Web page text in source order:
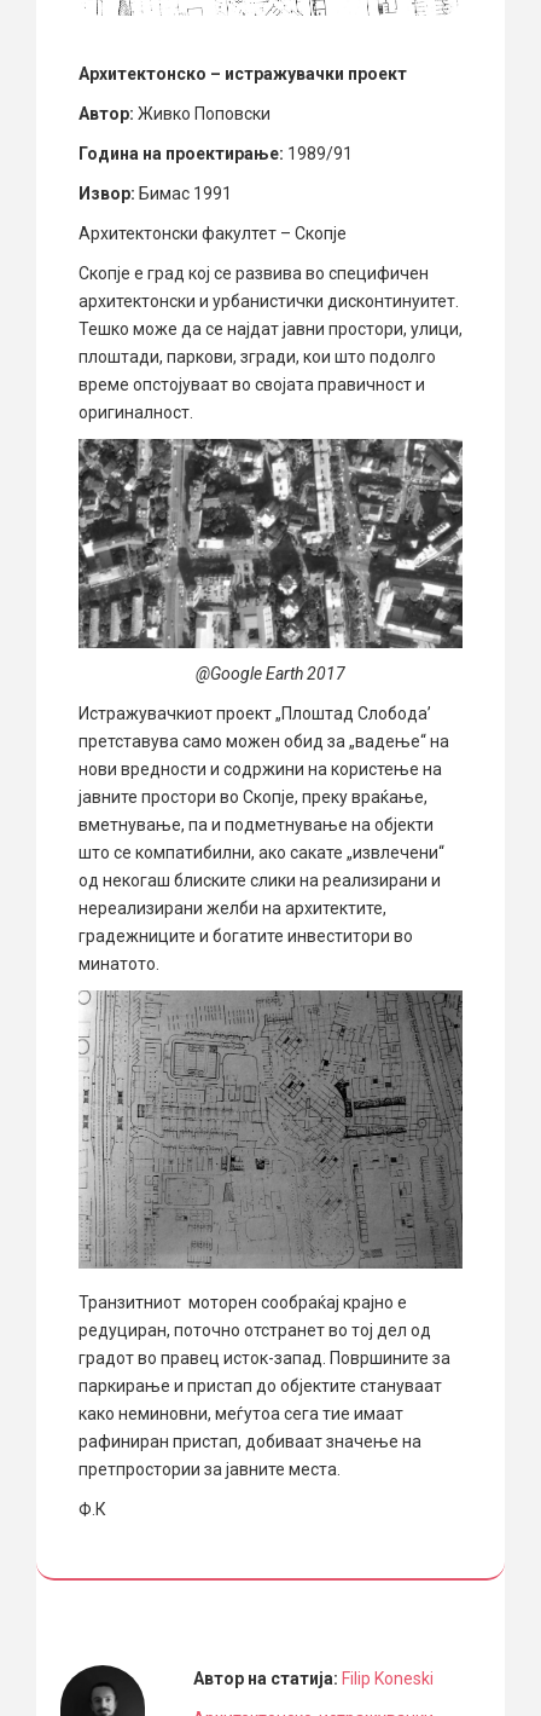
Архитектонско – истражувачки проект
Автор: Живко Поповски
Година на проектирање: 1989/91
Извор: Бимас 1991
Архитектонски факултет – Скопје
Скопје е град кој се развива во специфичен
архитектонски и урбанистички дисконтинуитет.
Тешко може да се најдат јавни простори, улици,
плоштади, паркови, згради, кои што подолго
време опстојуваат во својата правичност и
оригиналност.
@Google Earth 2017
Истражувачкиот проект „Плоштад Слобода’
претставува само можен обид за „вадење“ на
нови вредности и содржини на користење на
јавните простори во Скопје, преку враќање,
вметнување, па и подметнување на објекти
што се компатибилни, ако сакате „извлечени“
од некогаш блиските слики на реализирани и
нереализирани желби на архитектите,
градежниците и богатите инвеститори во
минатото.
Транзитниот моторен сообраќај крајно е
редуциран, поточно отстранет во тој дел од
градот во правец исток-запад. Површините за
паркирање и пристап до објектите стануваат
како неминовни, меѓутоа сега тие имаат
рафиниран пристап, добиваат значење на
претпростории за јавните места.
Ф.К
Автор на статија: Filip Koneski